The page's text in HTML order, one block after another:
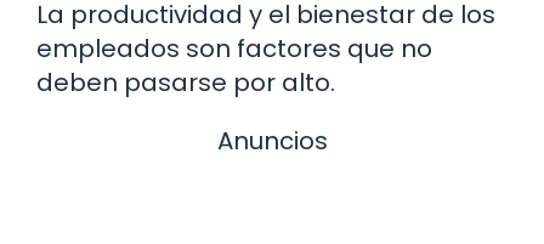
La productividad y el bienestar de los
empleados son factores que no
deben pasarse por alto.
Anuncios